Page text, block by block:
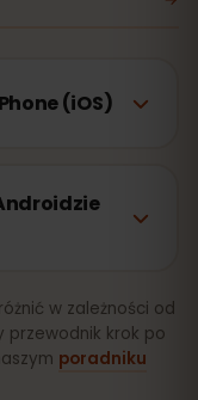
(iOS)
w zależności od
przewodnik krok po
poradniku